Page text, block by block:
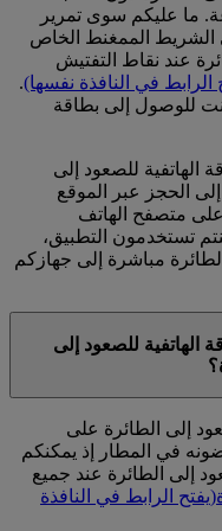
ما عليكم سوى تمرير
الشريط الممغنط الخاص
عند نقاط التفتيش
الرابط في النافذة نفسها).
للوصول إلى بطاقة
للصعود إلى
الحجز عبر الموقع
متصفح الهاتف
تستخدمون التطبيق،
مباشرة إلى جهازكم
الهاتفية للصعود إلى
إلى الطائرة على
في المطار إذ يمكنكم
إلى الطائرة عند جميع
(يفتح الرابط في النافذة